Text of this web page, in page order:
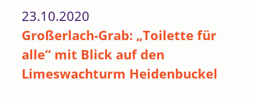
23.10.2020
Großerlach-Grab: „Toilette für
alle“ mit Blick auf den
Limeswachturm Heidenbuckel